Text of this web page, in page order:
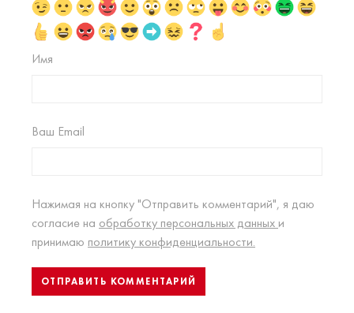
Имя
Ваш Email
Нажимая на кнопку "Отправить комментарий", я даю
согласие на обработку персональных данных и
принимаю политику конфиденциальности.